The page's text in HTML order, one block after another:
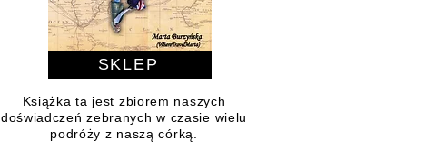
SKLEP
Książka ta jest zbiorem naszych
doświadczeń zebranych w czasie wielu
podróży z naszą córką.